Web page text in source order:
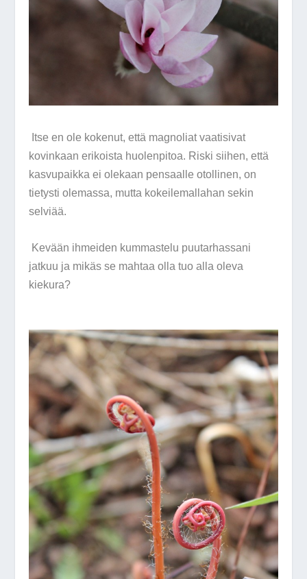
Itse en ole kokenut, että magnoliat vaatisivat
kovinkaan erikoista huolenpitoa. Riski siihen, että
kasvupaikka ei olekaan pensaalle otollinen, on
tietysti olemassa, mutta kokeilemallahan sekin
selviää.
Kevään ihmeiden kummastelu puutarhassani
jatkuu ja mikäs se mahtaa olla tuo alla oleva
kiekura?